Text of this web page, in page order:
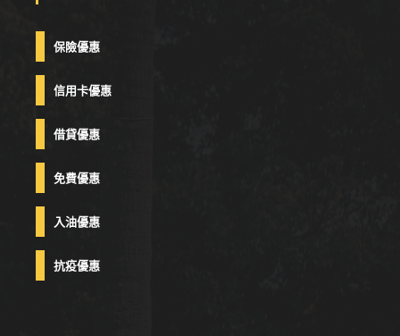
保險優惠
信用卡優惠
借貸優惠
免費優惠
入油優惠
抗疫優惠